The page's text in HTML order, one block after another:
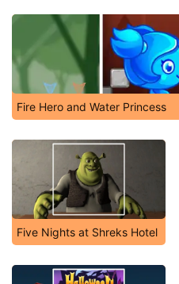
Fire Hero and Water Princess
Five Nights at Shreks Hotel